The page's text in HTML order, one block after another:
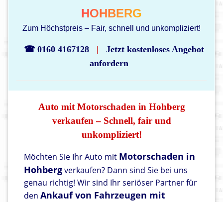
HOHBERG
Zum Höchstpreis – Fair, schnell und unkompliziert!
☎ 0160 4167128 |
Jetzt kostenloses Angebot
anfordern
Auto mit Motorschaden in Hohberg
verkaufen – Schnell, fair und
unkompliziert!
Möchten Sie Ihr Auto mit Motorschaden in
Hohbergverkaufen? Dann sind Sie bei uns
genau richtig! Wir sind Ihr seriöser Partner für
den Ankauf von Fahrzeugen mit